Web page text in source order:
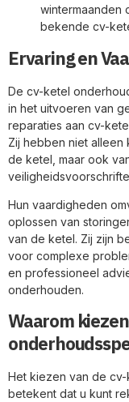
wintermaanden
bekende cv-
Ervaring en
De cv-ketel
in het uitvoeren van
reparaties aan cv-
Zij hebben niet alleen
de ketel, maar ook
Hun vaardigheden
oplossen van
van de ketel. Zij zijn
voor complexe
en professioneel
onderhouden.
Waarom
Het kiezen van de
betekent dat u kunt